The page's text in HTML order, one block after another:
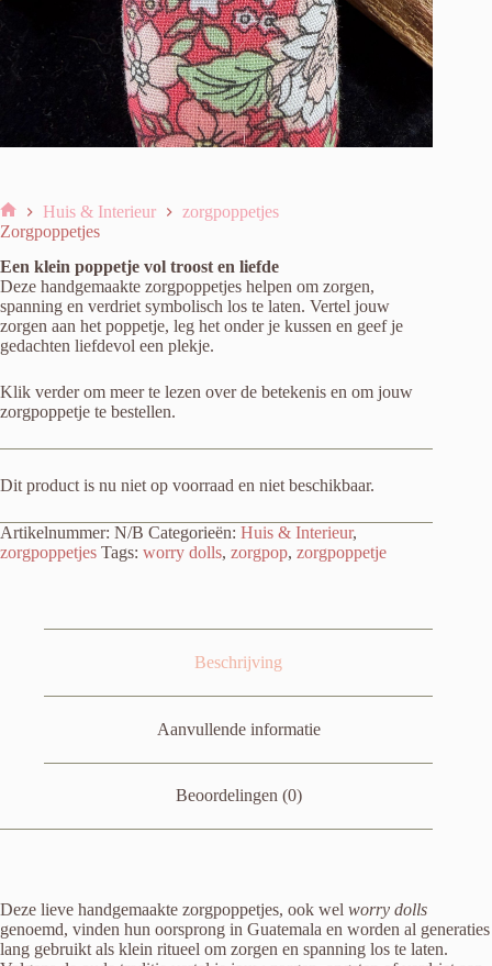
Home
Huis & Interieur
zorgpoppetjes
Zorgpoppetjes
Een klein poppetje vol troost en liefde
Deze handgemaakte zorgpoppetjes helpen om zorgen,
spanning en verdriet symbolisch los te laten. Vertel jouw
zorgen aan het poppetje, leg het onder je kussen en geef je
gedachten liefdevol een plekje.
Klik verder om meer te lezen over de betekenis en om jouw
zorgpoppetje te bestellen.
Dit product is nu niet op voorraad en niet beschikbaar.
Artikelnummer: N/B Categorieën: Huis & Interieur,
zorgpoppetjes Tags: worry dolls, zorgpop, zorgpoppetje
Beschrijving
Aanvullende informatie
Beoordelingen (0)
Deze lieve handgemaakte zorgpoppetjes, ook wel worry dolls
genoemd, vinden hun oorsprong in Guatemala en worden al generaties
lang gebruikt als klein ritueel om zorgen en spanning los te laten.